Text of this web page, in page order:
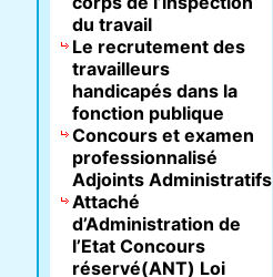
du travail
Le recrutement des
travailleurs
handicapés dans la
fonction publique
Concours et examen
professionnalisé
Adjoints Administratifs
Attaché
d’Administration de
l’Etat Concours
réservé(ANT) Loi